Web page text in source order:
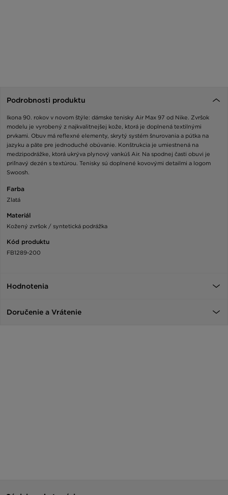
Podrobnosti produktu
Ikona 90. rokov v novom štýle: dámske tenisky Air Max 97 od Nike. Zvršok
modelu je vyrobený z najkvalitnejšej kože, ktorá je doplnená textilnými
prvkami. Obuv má reflexné elementy, skrytý systém šnurovania a pútka na
jazyku a päte pre jednoduché obúvanie. Konštrukcia je umiestnená na
medzipodrážke, ktorá ukrýva plynový vankúš Air. Na spodnej časti obuvi je
priľnavý dezén s textúrou. Tenisky sú doplnené kovovými detailmi a logom
Swoosh.
Farba
Zlatá
Materiál
Kožený zvršok / syntetická podrážka
Kód produktu
FB1289-200
Hodnotenia
Doručenie a Vrátenie